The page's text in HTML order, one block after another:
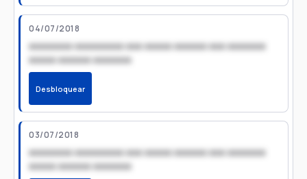
04/07/2018
xxxxxxxx xxxxxxxxx xxx xxxxx xxxxxx xxx xxxxxxx
xxxxx xxxxxx xxxxxxx
Desbloquear
03/07/2018
xxxxxxxx xxxxxxxxx xxx xxxxx xxxxxx xxx xxxxxxx
xxxxx xxxxxx xxxxxxx